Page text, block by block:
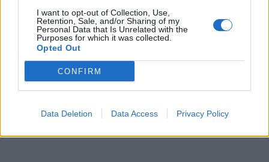
I want to opt-out of Collection, Use,
Retention, Sale, and/or Sharing of my
Personal Data that Is Unrelated with the
Purposes for which it was collected.
Opted Out
CONFIRM
Data Deletion Data Access Privacy Policy